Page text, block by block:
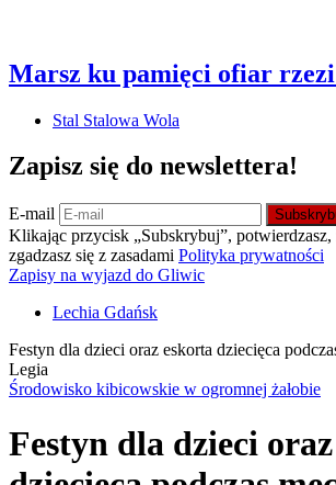
Marsz ku pamięci ofiar rzezi
Stal Stalowa Wola
Zapisz się do newslettera!
E-mail
Klikając przycisk „Subskrybuj”, potwierdzasz,
zgadzasz się z zasadami Polityka prywatności
Zapisy na wyjazd do Gliwic
Lechia Gdańsk
Festyn dla dzieci oraz eskorta dziecięca
Legia
Środowisko kibicowskie w ogromnej żałobie
Festyn dla dzieci